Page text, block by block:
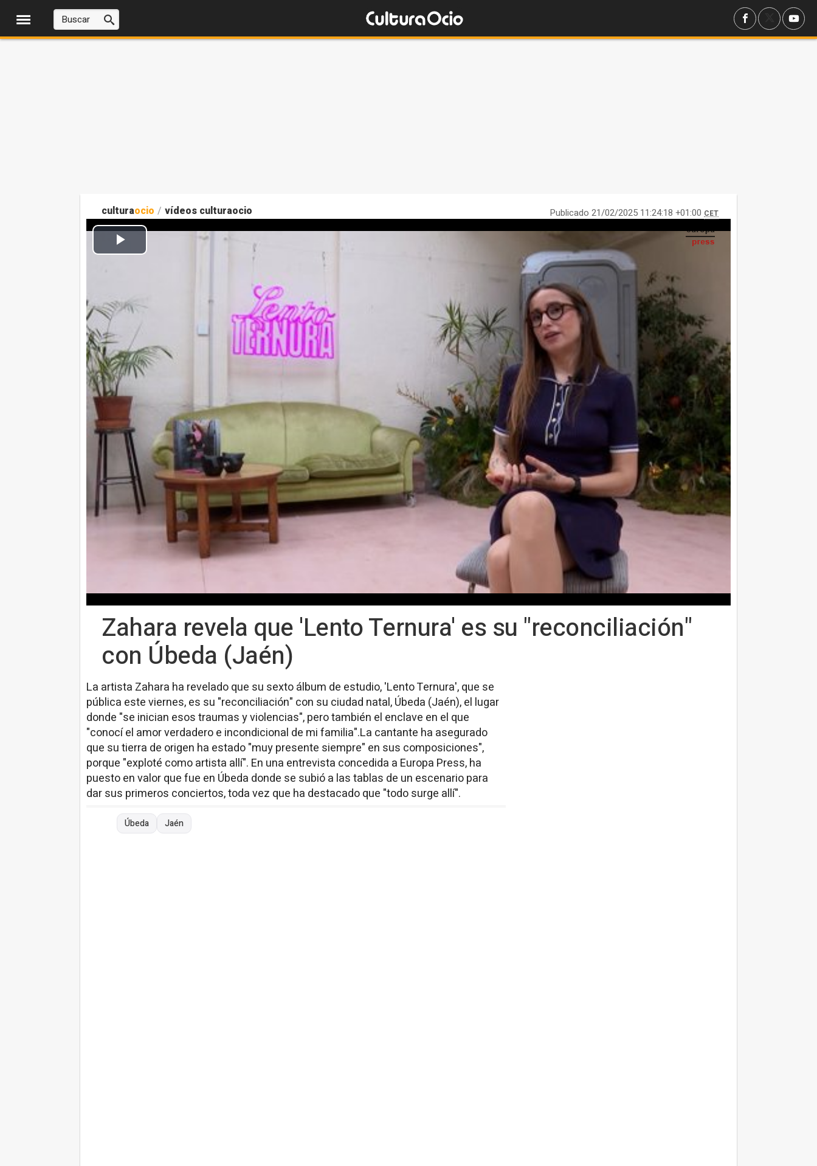
culturaocio / vídeos culturaocio Publicado 21/02/2025 11:24:18 +01:00 CET
Zahara revela que 'Lento Ternura' es su "reconciliación"
con Úbeda (Jaén)
La artista Zahara ha revelado que su sexto álbum de estudio, 'Lento Ternura', que se
pública este viernes, es su "reconciliación" con su ciudad natal, Úbeda (Jaén), el lugar
donde "se inician esos traumas y violencias", pero también el enclave en el que
"conocí el amor verdadero e incondicional de mi familia".La cantante ha asegurado
que su tierra de origen ha estado "muy presente siempre" en sus composiciones",
porque "exploté como artista allí". En una entrevista concedida a Europa Press, ha
puesto en valor que fue en Úbeda donde se subió a las tablas de un escenario para
dar sus primeros conciertos, toda vez que ha destacado que "todo surge allí".
Úbeda Jaén